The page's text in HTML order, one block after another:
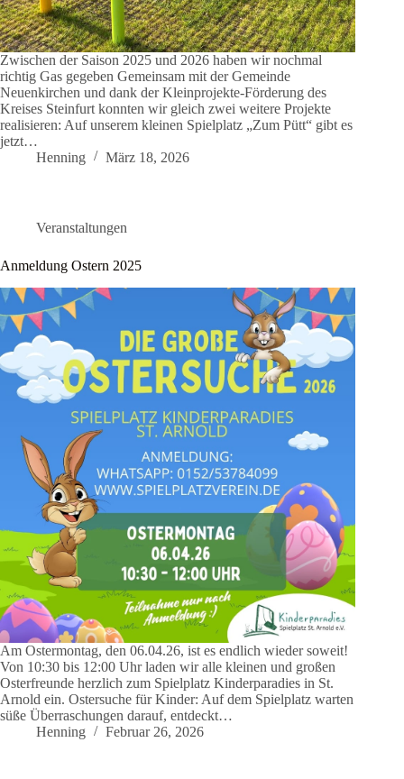
Zwischen der Saison 2025 und 2026 haben wir nochmal
richtig Gas gegeben Gemeinsam mit der Gemeinde
Neuenkirchen und dank der Kleinprojekte-Förderung des
Kreises Steinfurt konnten wir gleich zwei weitere Projekte
realisieren: Auf unserem kleinen Spielplatz „Zum Pütt“ gibt es
jetzt…
Henning
März 18, 2026
Veranstaltungen
Anmeldung Ostern 2025
Am Ostermontag, den 06.04.26, ist es endlich wieder soweit!
Von 10:30 bis 12:00 Uhr laden wir alle kleinen und großen
Osterfreunde herzlich zum Spielplatz Kinderparadies in St.
Arnold ein. Ostersuche für Kinder: Auf dem Spielplatz warten
süße Überraschungen darauf, entdeckt…
Henning
Februar 26, 2026